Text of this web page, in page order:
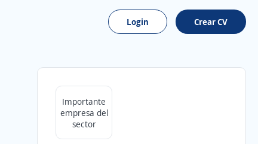
Login Crear CV
Importante
empresa del
sector